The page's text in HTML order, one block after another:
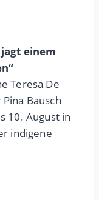
einem
Teresa De
Bausch
10. August in
indigene